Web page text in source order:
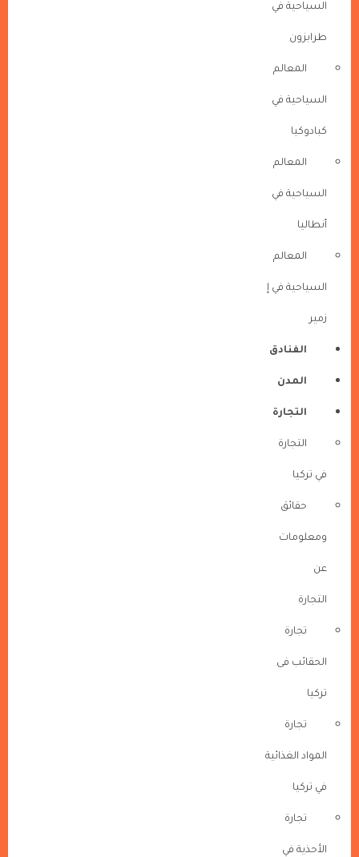
السياحية في
طرابزون
المعالم
السياحية في
كبادوكيا
المعالم
السياحية في
أنطاليا
المعالم
السياحية في إ
زمير
الفنادق
المدن
التجارة
التجارة
في تركيا
حقائق
ومعلومات
عن
التجارة
تجارة
الحقائب فى
تركيا
تجارة
المواد الغذائية
في تركيا
تجارة
الأحذية في